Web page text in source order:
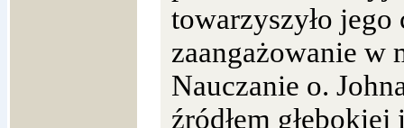
towarzyszyło jego
zaangażowanie w
Nauczanie o.
źródłem głębokiej